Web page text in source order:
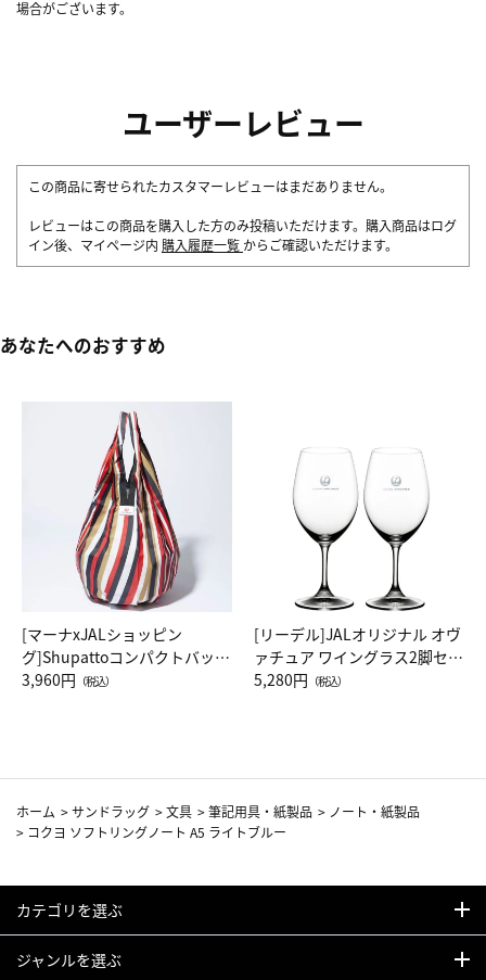
場合がございます。
ユーザーレビュー
この商品に寄せられたカスタマーレビューはまだありません。
レビューはこの商品を購入した方のみ投稿いただけます。購入商品はログ
イン後、マイページ内 購入履歴一覧 からご確認いただけます。
あなたへのおすすめ
[マーナxJALショッピン
グ]Shupattoコンパクトバッグ
Drop JAL客室乗務員（LC）ス
3,960円 （税込）
[リーデル]JALオリジナル オヴ
ァチュア ワイングラス2脚セッ
ト（レッドワイン）
5,280円 （税込）
ホーム >サンドラッグ >文具 >筆記用具・紙製品 > ノート・紙製品
> コクヨ ソフトリングノート A5 ライトブルー
カテゴリを選ぶ
ジャンルを選ぶ